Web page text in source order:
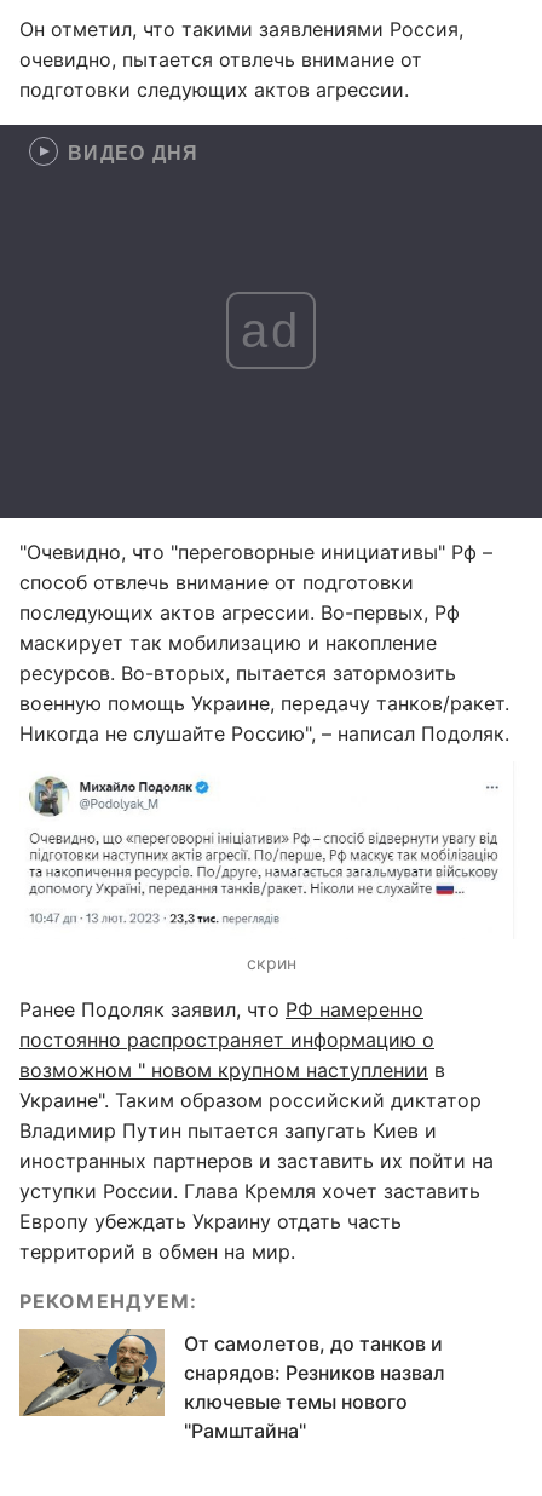
Он отметил, что такими заявлениями Россия,
очевидно, пытается отвлечь внимание от
подготовки следующих актов агрессии.
ВИДЕО ДНЯ
ad
"Очевидно, что "переговорные инициативы" Рф –
способ отвлечь внимание от подготовки
последующих актов агрессии. Во-первых, Рф
маскирует так мобилизацию и накопление
ресурсов. Во-вторых, пытается затормозить
военную помощь Украине, передачу танков/ракет.
Никогда не слушайте Россию", – написал Подоляк.
скрин
Ранее Подоляк заявил, что РФ намеренно
постоянно распространяет информацию о
возможном " новом крупном наступлении в
Украине". Таким образом российский диктатор
Владимир Путин пытается запугать Киев и
иностранных партнеров и заставить их пойти на
уступки России. Глава Кремля хочет заставить
Европу убеждать Украину отдать часть
территорий в обмен на мир.
РЕКОМЕНДУЕМ:
От самолетов, до танков и
снарядов: Резников назвал
ключевые темы нового
"Рамштайна"